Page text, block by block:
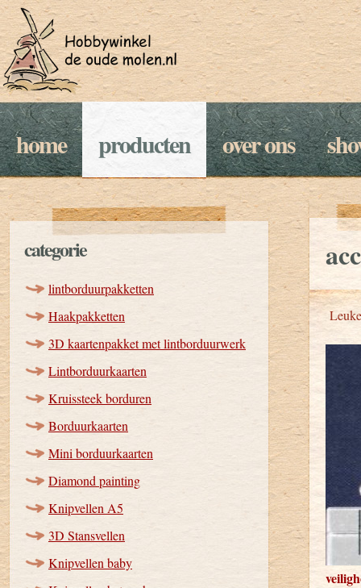
home producten over ons
categorie
lintborduurpakketten
Haakpakketten
3D kaartenpakket met lintborduurwerk
Lintborduurkaarten
Kruissteek borduren
Borduurkaarten
Mini borduurkaarten
Diamond painting
Knipvellen A5
3D Stansvellen
Knipvellen baby